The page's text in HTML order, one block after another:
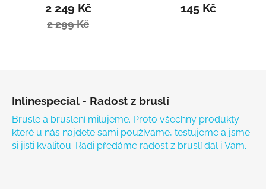
2 249 Kč
2 299 Kč
145 Kč
Inlinespecial - Radost z bruslí
Brusle a bruslení milujeme. Proto všechny produkty
které u nás najdete sami používáme, testujeme a jsme
si jisti kvalitou. Rádi předáme radost z bruslí dál i Vám.